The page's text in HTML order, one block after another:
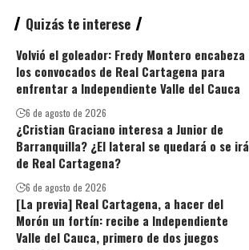
Quizás te interese
Volvió el goleador: Fredy Montero encabeza
los convocados de Real Cartagena para
enfrentar a Independiente Valle del Cauca
6 de agosto de 2026
¿Cristian Graciano interesa a Junior de
Barranquilla? ¿El lateral se quedará o se irá
de Real Cartagena?
6 de agosto de 2026
[La previa] Real Cartagena, a hacer del
Morón un fortín: recibe a Independiente
Valle del Cauca, primero de dos juegos